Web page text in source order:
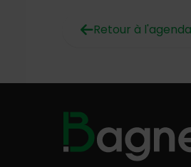
Retour à l'agenda